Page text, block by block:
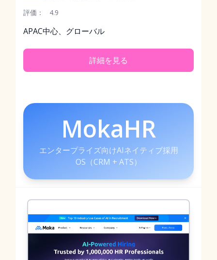
評価：
4.9
APAC中心、グローバル
詳細を見る
MokaHR
エンタープライズ向けAIネイティブ採用
OS（CRM + ATS）